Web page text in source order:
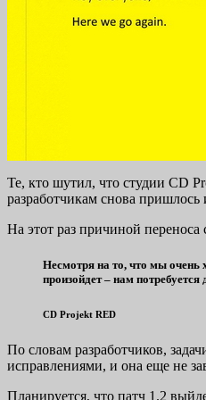
Те, кто шутил, что студии CD
разработчикам снова
На этот раз причиной
Несмотря на то, что мы очень
произойдет – нам
CD Projekt RED
По словам разработчиков,
исправлениями, и она еще не
Планируется, что патч 1.2